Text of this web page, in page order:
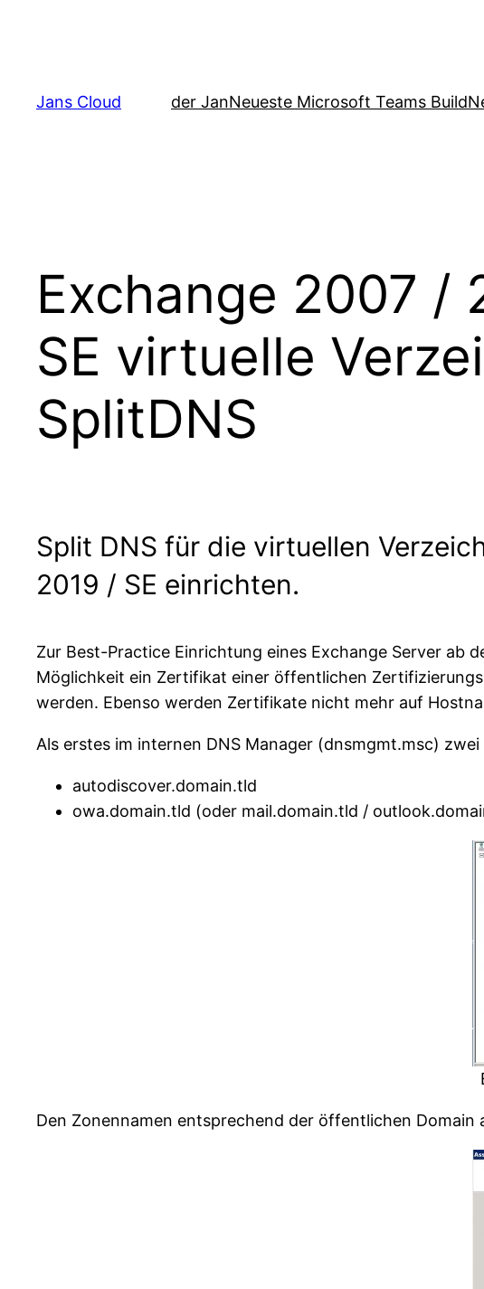
Jans Cloud
der JanNeueste Microsoft Teams Build
Exchange 2007 /
SE virtuelle
SplitDNS
Split DNS für die virtuellen
2019 / SE einrichten.
Zur Best-Practice Einrichtung eines Exchange Server ab
Möglichkeit ein Zertifikat einer öffentlichen
werden. Ebenso werden Zertifikate nicht mehr auf
Als erstes im internen DNS Manager (dnsmgmt.msc)
autodiscover.domain.tld
owa.domain.tld (oder mail.domain.tld /
Den Zonennamen entsprechend der öffentlichen Domain